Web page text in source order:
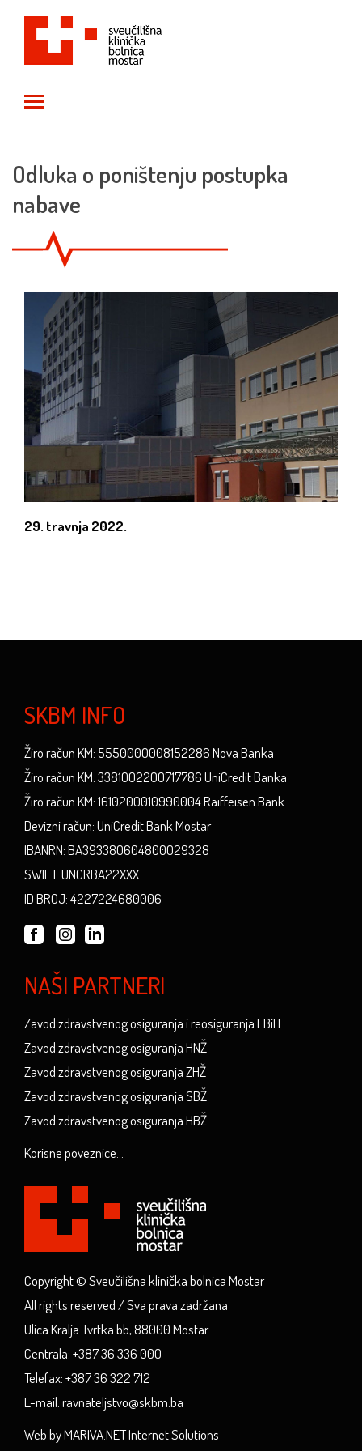
Odluka o poništenju postupka
nabave
29. travnja 2022.
SKBM INFO
Žiro račun KM: 5550000008152286 Nova Banka
Žiro račun KM: 3381002200717786 UniCredit Banka
Žiro račun KM: 1610200010990004 Raiffeisen Bank
Devizni račun: UniCredit Bank Mostar
IBANRN: BA393380604800029328
SWIFT: UNCRBA22XXX
ID BROJ: 4227224680006
NAŠI PARTNERI
Zavod zdravstvenog osiguranja i reosiguranja FBiH
Zavod zdravstvenog osiguranja HNŽ
Zavod zdravstvenog osiguranja ZHŽ
Zavod zdravstvenog osiguranja SBŽ
Zavod zdravstvenog osiguranja HBŽ
Korisne poveznice...
Copyright © Sveučilišna klinička bolnica Mostar
All rights reserved / Sva prava zadržana
Ulica Kralja Tvrtka bb, 88000 Mostar
Centrala: +387 36 336 000
Telefax: +387 36 322 712
E-mail: ravnateljstvo@skbm.ba
Web by MARIVA.NET Internet Solutions